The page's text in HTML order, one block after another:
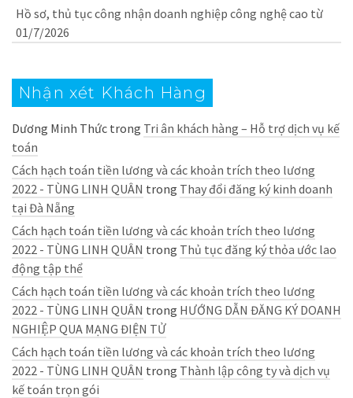
Hồ sơ, thủ tục công nhận doanh nghiệp công nghệ cao từ
01/7/2026
Nhận xét Khách Hàng
Dương Minh Thức trong Tri ân khách hàng – Hỗ trợ dịch vụ kế
toán
Cách hạch toán tiền lương và các khoản trích theo lương
2022 - TÙNG LINH QUÂN trong Thay đổi đăng ký kinh doanh
tại Đà Nẵng
Cách hạch toán tiền lương và các khoản trích theo lương
2022 - TÙNG LINH QUÂN trong Thủ tục đăng ký thỏa ước lao
động tập thể
Cách hạch toán tiền lương và các khoản trích theo lương
2022 - TÙNG LINH QUÂN trong HƯỚNG DẪN ĐĂNG KÝ DOANH
NGHIỆP QUA MẠNG ĐIỆN TỬ
Cách hạch toán tiền lương và các khoản trích theo lương
2022 - TÙNG LINH QUÂN trong Thành lập công ty và dịch vụ
kế toán trọn gói